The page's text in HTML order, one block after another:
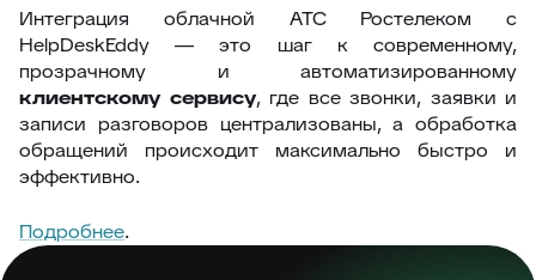
Интеграция облачной АТС Ростелеком с
HelpDeskEddy — это шаг к современному,
прозрачному и автоматизированному
клиентскому сервису, где все звонки, заявки и
записи разговоров централизованы, а обработка
обращений происходит максимально быстро и
эффективно.
Подробнее.